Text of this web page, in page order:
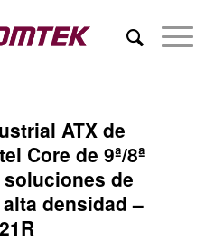
ATX de
Core de 9ª/8ª
de
densidad –